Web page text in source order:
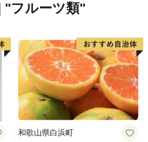
"フルーツ類"
和歌山県白浜町